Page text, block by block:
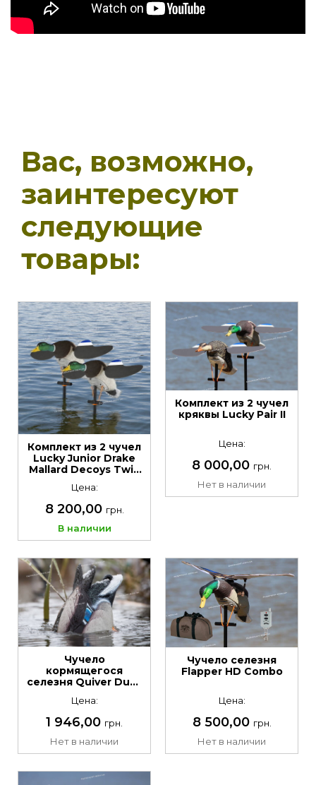
Вас, возможно,
заинтересуют
следующие
товары:
Комплект из 2 чучел
Lucky Junior Drake
Mallard Decoys Twin
Цена:
8 200,00 грн.
В наличии
Комплект из 2 чучел
кряквы Lucky Pair II
Цена:
8 000,00 грн.
Нет в наличии
Чучело
кормящегося
селезня Quiver Duck
Цена:
1 946,00 грн.
Нет в наличии
Чучело селезня
Flapper HD Combo
Цена:
8 500,00 грн.
Нет в наличии